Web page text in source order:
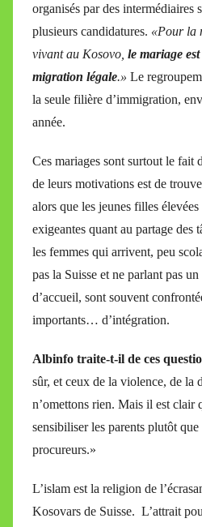
organisés par des intermédiaires
plusieurs candidatures. «Pour la
vivant au Kosovo, le mariage
migration légale.» Le
la seule filière d’immigration,
année.
Ces mariages sont surtout le fait
de leurs motivations est de
alors que les jeunes filles
exigeantes quant au partage des
les femmes qui arrivent, peu
pas la Suisse et ne parlant pas
d’accueil, sont souvent
importants… d’intégration.
Albinfo traite-t-il de ces
sûr, et ceux de la violence, de la
n’omettons rien. Mais il est clair
sensibiliser les parents plutôt que
procureurs.»
L’islam est la religion de
Kosovars de Suisse. L’attrait